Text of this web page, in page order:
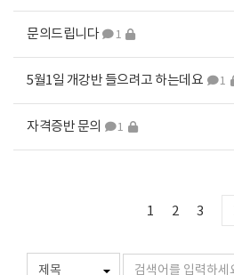
문의드립니다 1
5월1일 개강반 들으려고 하는데요 1
자격증반 문의 1
1 2 3